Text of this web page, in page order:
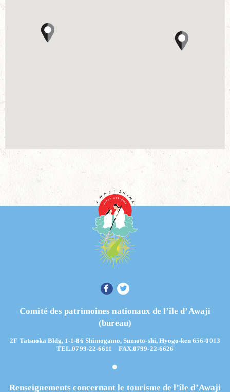
Comité des patrimoines nationaux de l’île d’Awaji
(bureau)
2F Tatsuoka Bldg, 1-1-86 Shimogamo, Sumoto-shi, Hyogo-ken 656-0013
TEL.0799-22-6611 FAX.0799-22-6626
Renseignements concernant le tourisme de l’île d’Awaji